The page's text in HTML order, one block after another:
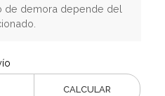
de demora depende del
CALCULAR